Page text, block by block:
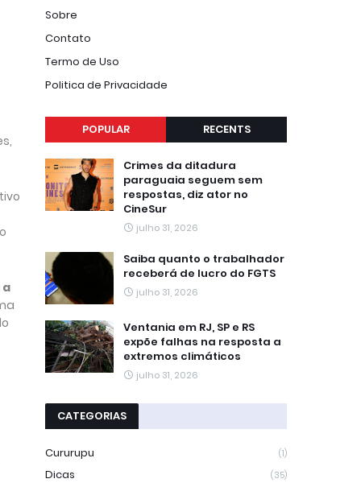
a
Sobre
Contato
Termo de Uso
Politica de Privacidade
POPULAR RECENTS
Crimes da ditadura
paraguaia seguem sem
respostas, diz ator no
CineSur
julho 31, 2026
Saiba quanto o trabalhador
receberá de lucro do FGTS
julho 31, 2026
Ventania em RJ, SP e RS
expõe falhas na resposta a
extremos climáticos
julho 31, 2026
CATEGORIAS
Cururupu (1)
Dicas (35)